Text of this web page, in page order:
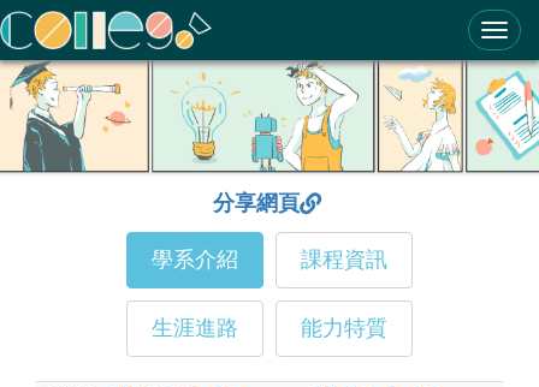
ColleGo! 大學選才與高中育才輔助系統
分享網頁
學系介紹 課程資訊
生涯進路 能力特質